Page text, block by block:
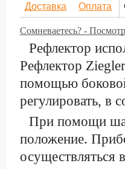
Доставка Оплата
Сомневаетесь? -
Рефлектор
Рефлектор
помощью
регулировать, в
При помощи
положение.
осуществляться